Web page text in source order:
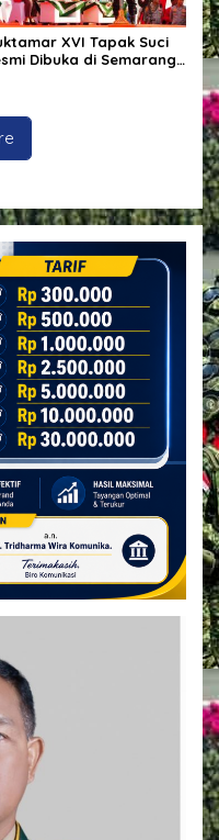
XVI Tapak Suci
Dibuka di Semarang,